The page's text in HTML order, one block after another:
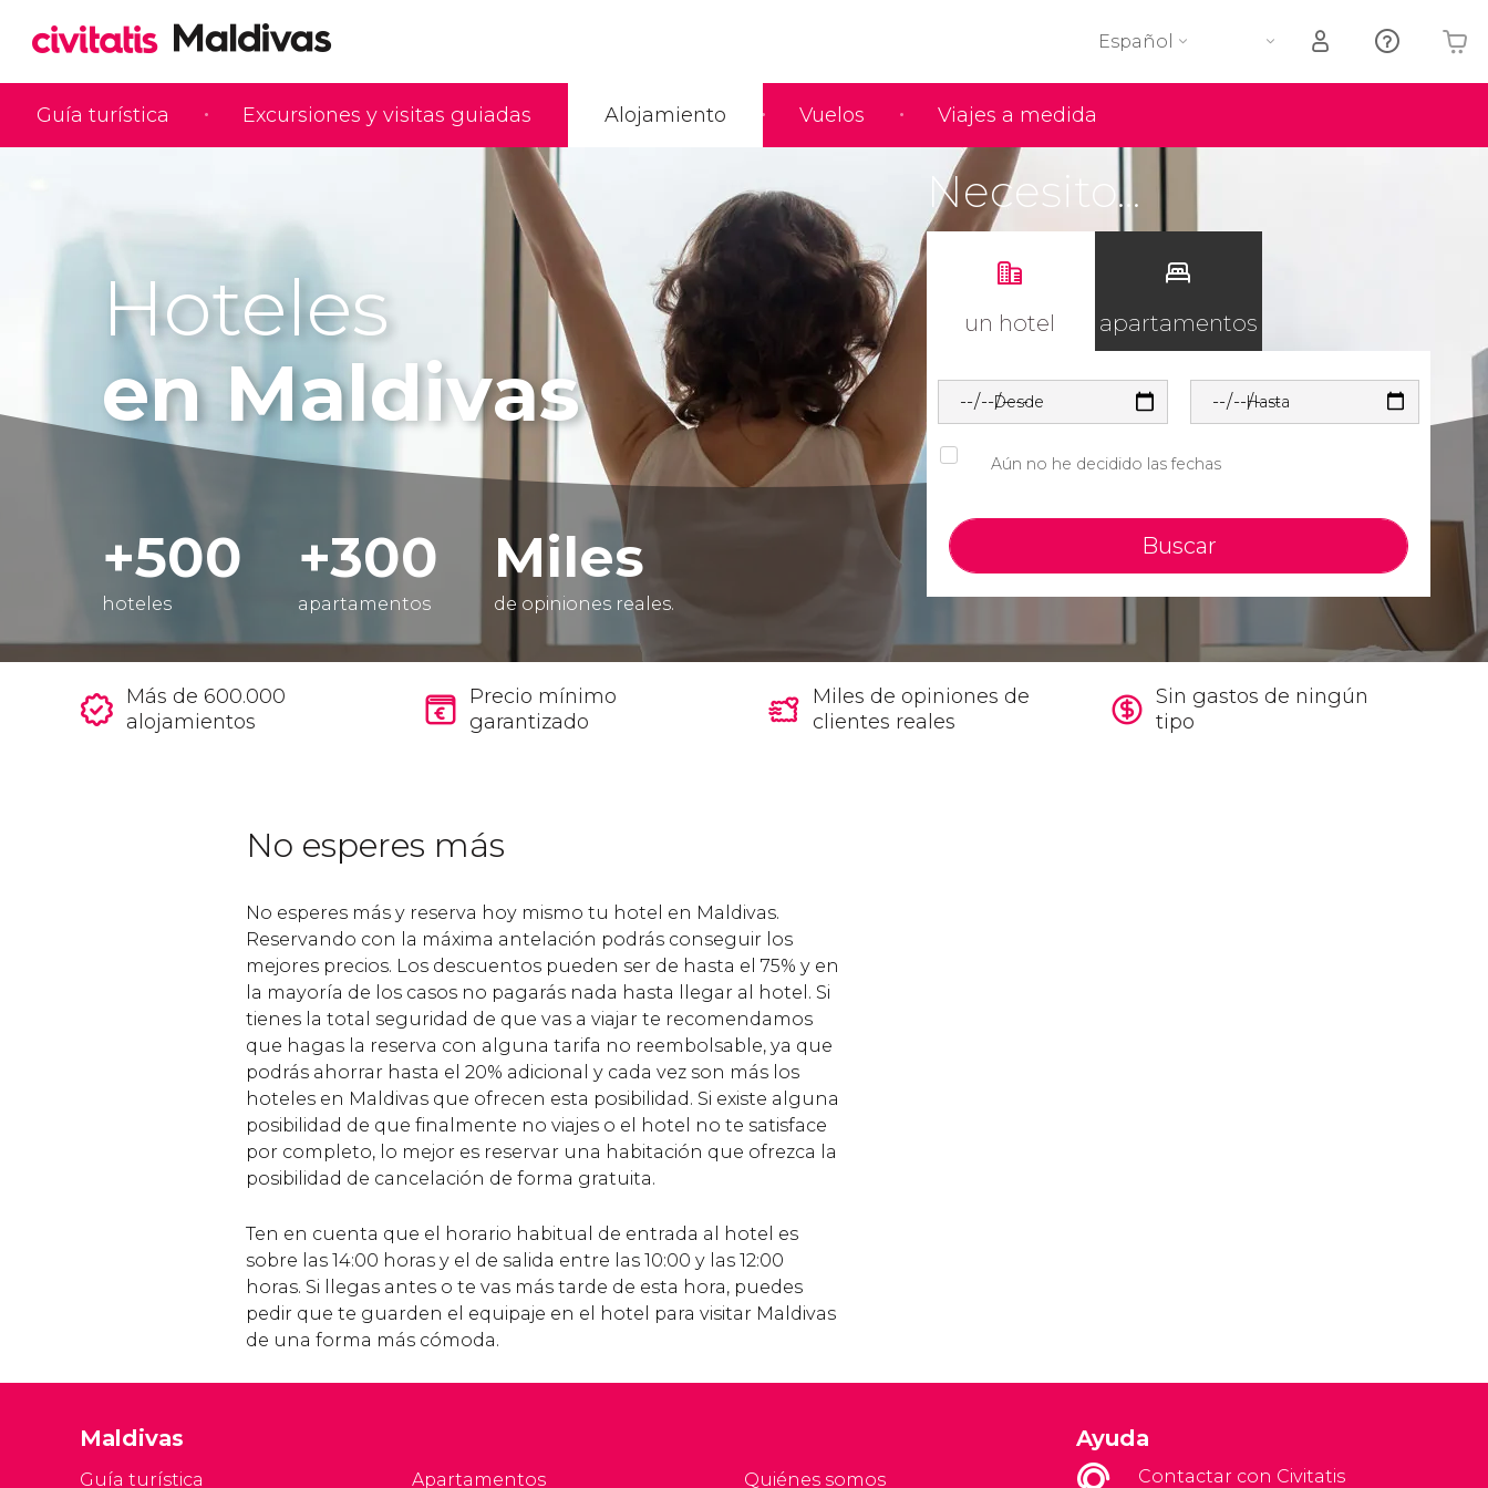
Guía turística Excursiones y visitas guiadas Alojamiento Vuelos Viajes a medida
Español
Hoteles
en Maldivas
+500
hoteles
+300
apartamentos
Miles
de opiniones reales.
Necesito...
un hotel apartamentos
Desde Hasta
Aún no he decidido las fechas
Buscar
Más de 600.000
alojamientos
Precio mínimo
garantizado
Miles de opiniones de
clientes reales
Sin gastos de ningún
tipo
No esperes más
No esperes más y reserva hoy mismo tu hotel en Maldivas.
Reservando con la máxima antelación podrás conseguir los
mejores precios. Los descuentos pueden ser de hasta el 75% y en
la mayoría de los casos no pagarás nada hasta llegar al hotel. Si
tienes la total seguridad de que vas a viajar te recomendamos
que hagas la reserva con alguna tarifa no reembolsable, ya que
podrás ahorrar hasta el 20% adicional y cada vez son más los
hoteles en Maldivas que ofrecen esta posibilidad. Si existe alguna
posibilidad de que finalmente no viajes o el hotel no te satisface
por completo, lo mejor es reservar una habitación que ofrezca la
posibilidad de cancelación de forma gratuita.
Ten en cuenta que el horario habitual de entrada al hotel es
sobre las 14:00 horas y el de salida entre las 10:00 y las 12:00
horas. Si llegas antes o te vas más tarde de esta hora, puedes
pedir que te guarden el equipaje en el hotel para visitar Maldivas
de una forma más cómoda.
Maldivas
Guía turística Apartamentos Quiénes somos
Ayuda
Contactar con Civitatis